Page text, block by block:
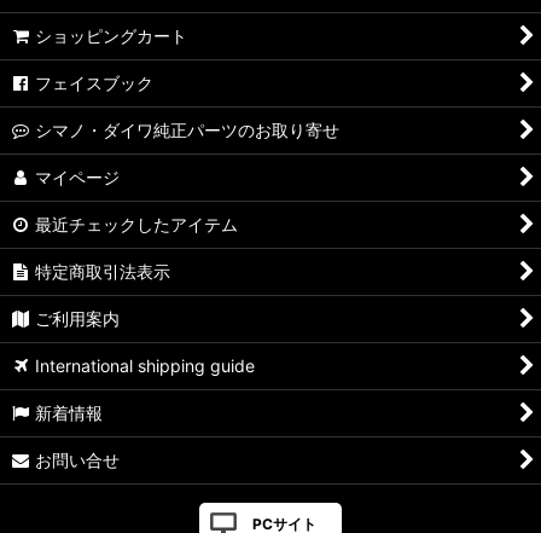
【シマノ】07ステラ［STELLA］対応 カスタムパーツ
【シマノ】19-22ステラSW［STELLA SW］対応 カスタムパー
ツ
【シマノ】08ステラSW［STELLA SW］対応 カスタムパーツ
【シマノ】01ステラSW［STELLA SW］対応 カスタムパーツ
ーツ
17ヴァンキッシュFW用
FW［VANQUISH］対応 カスタムパーツ
ショッピングカート
フェイスブック
シマノ・ダイワ純正パーツのお取り寄せ
マイページ
最近チェックしたアイテム
特定商取引法表示
ご利用案内
International shipping guide
新着情報
お問い合せ
PCサイト